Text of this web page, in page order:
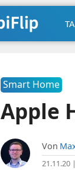
Smart Home
Apple
Von
21.11.20